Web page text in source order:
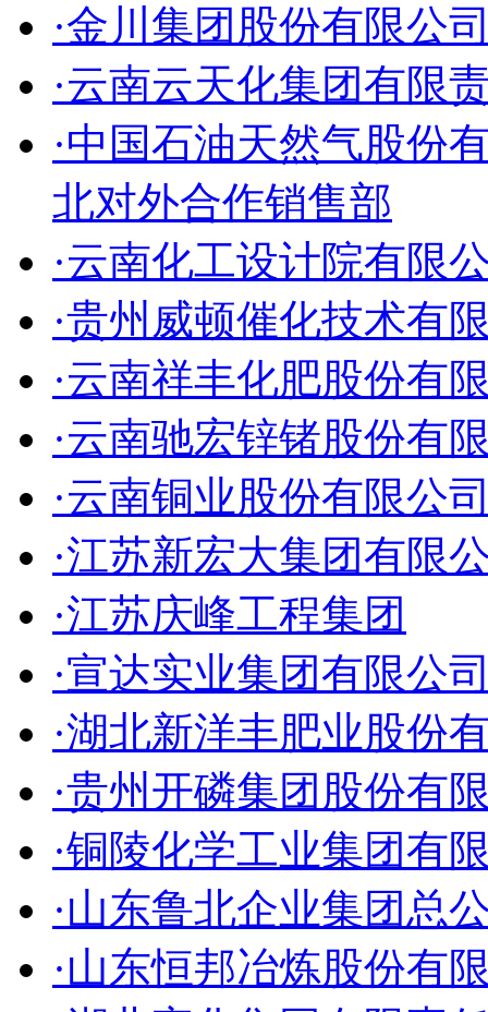
·金川集团股份有限公
·云南云天化集团有限
·中国石油天然气股份
北对外合作销售部
·云南化工设计院有限
·贵州威顿催化技术有
·云南祥丰化肥股份有
·云南驰宏锌锗股份有
·云南铜业股份有限公
·江苏新宏大集团有限
·江苏庆峰工程集团
·宣达实业集团有限公
·湖北新洋丰肥业股份
·贵州开磷集团股份有
·铜陵化学工业集团有
·山东鲁北企业集团总
·山东恒邦冶炼股份有